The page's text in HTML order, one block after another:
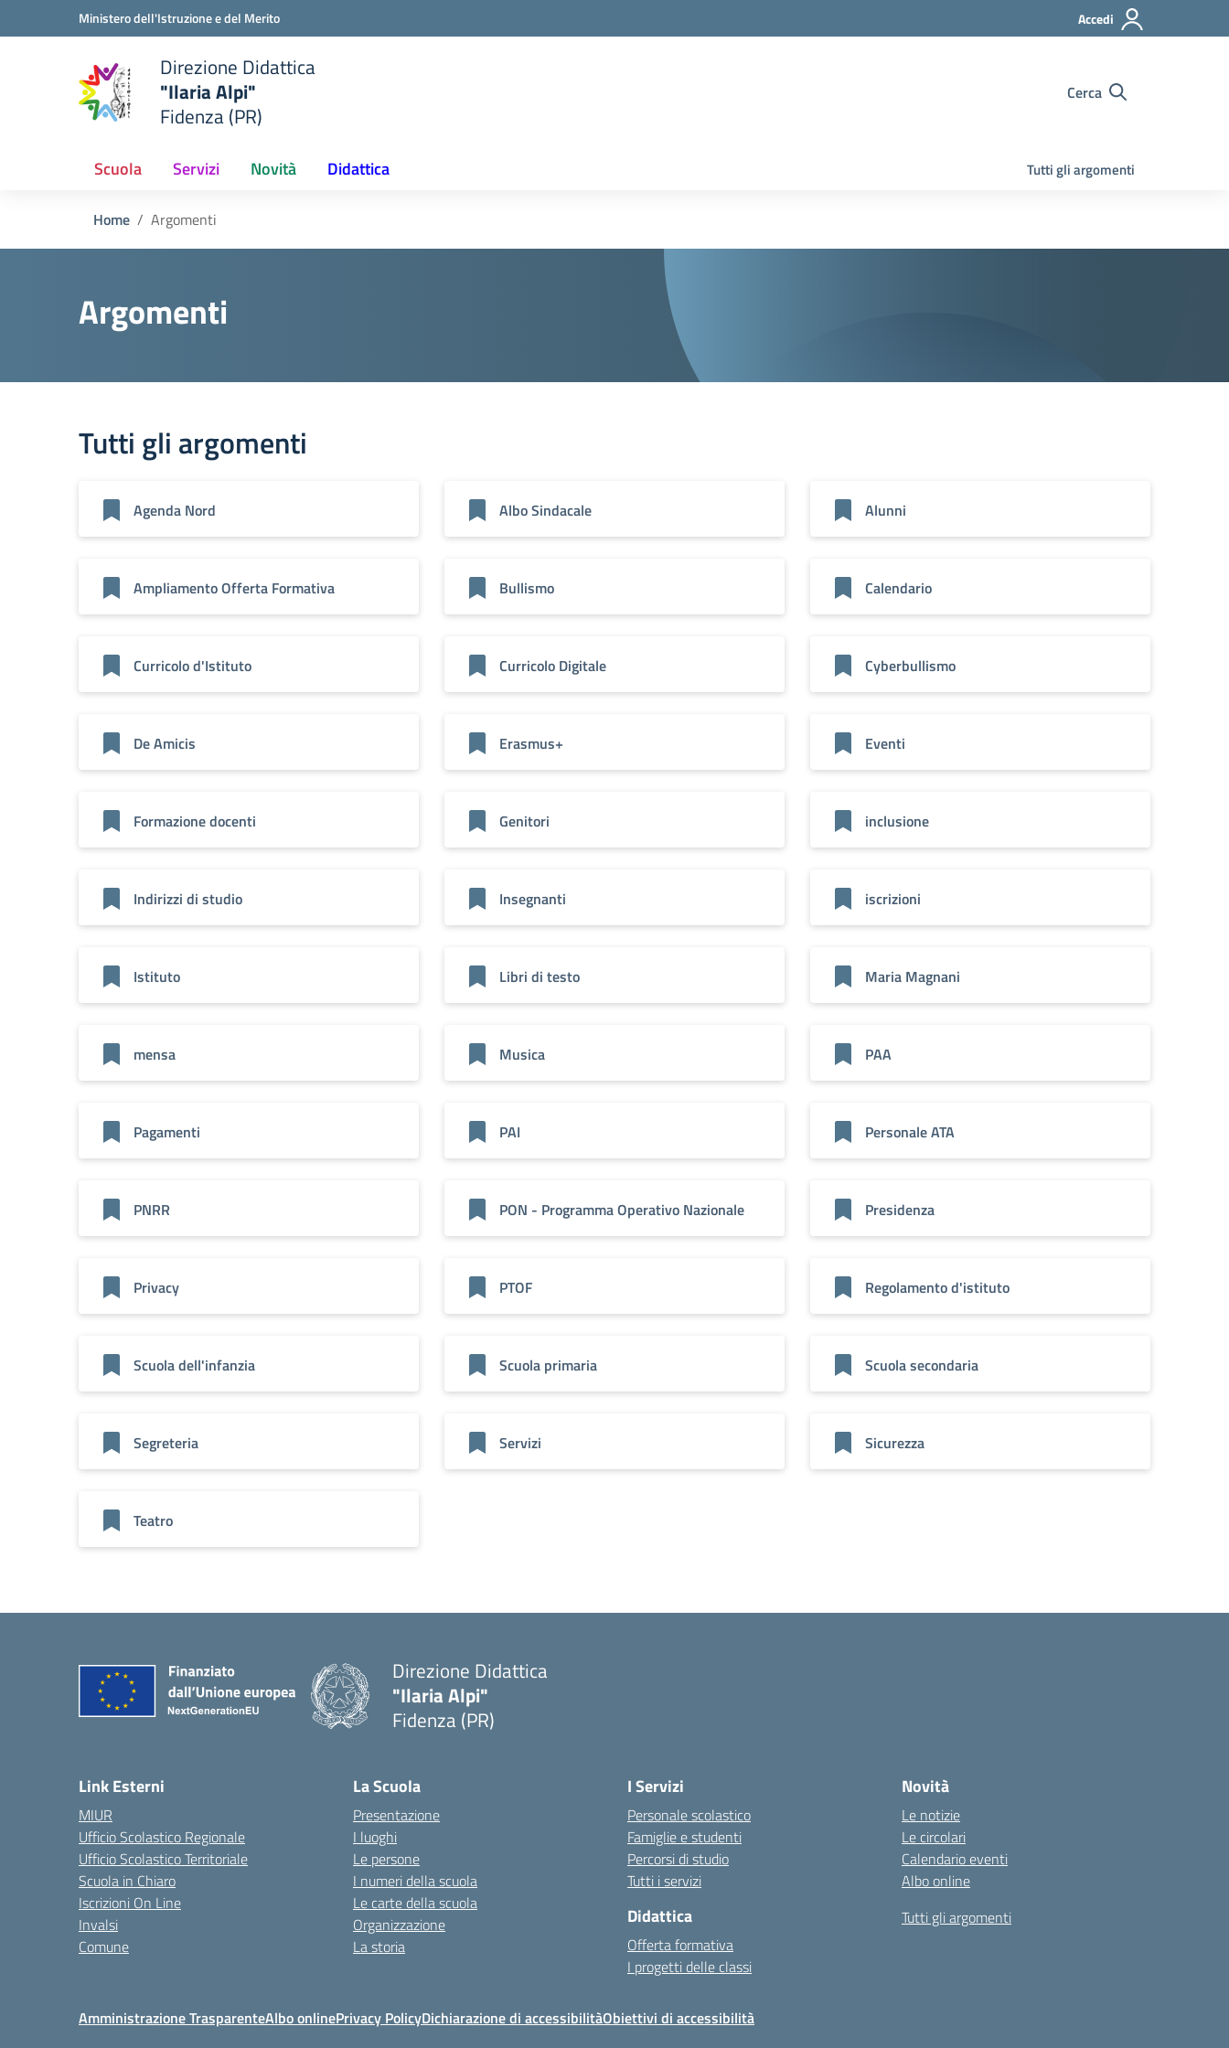
Vai ai contenuti
Vai al menu di navigazioneMinistero dell'Istruzione e del Merito Accedi
scuola
Direzione Didattica
"Ilaria Alpi"
Fidenza (PR)
Cerca
Scuola Servizi Novità Didattica Tutti gli argomenti
Home Argomenti
Argomenti
Tutti gli argomenti
Agenda Nord Albo Sindacale Alunni
Ampliamento Offerta Formativa Bullismo Calendario
Curricolo d'Istituto Curricolo Digitale Cyberbullismo
De Amicis Erasmus+ Eventi
Formazione docenti Genitori inclusione
Indirizzi di studio Insegnanti iscrizioni
Istituto Libri di testo Maria Magnani
mensa Musica PAA
Pagamenti PAI Personale ATA
PNRR PON - Programma Operativo Nazionale Presidenza
Privacy PTOF Regolamento d'istituto
Scuola dell'infanzia Scuola primaria Scuola secondaria
Segreteria Servizi Sicurezza
Teatro
Direzione Didattica
"Ilaria Alpi"
Fidenza (PR)
Link Esterni
MIUR
Ufficio Scolastico Regionale
Ufficio Scolastico Territoriale
Scuola in Chiaro
Iscrizioni On Line
Invalsi
Comune
La Scuola
Presentazione
I luoghi
Le persone
I numeri della scuola
Le carte della scuola
Organizzazione
La storia
I Servizi
Personale scolastico
Famiglie e studenti
Percorsi di studio
Tutti i servizi
Didattica
Offerta formativa
I progetti delle classi
Novità
Le notizie
Le circolari
Calendario eventi
Albo online
Tutti gli argomenti
Amministrazione TrasparenteAlbo onlinePrivacy PolicyDichiarazione di accessibilitàObiettivi di accessibilità